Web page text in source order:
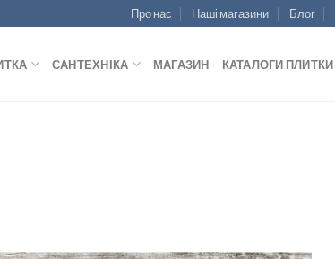
Про нас Наші магазини Блог
САНТЕХНІКА МАГАЗИН КАТАЛОГИ ПЛИТКИ